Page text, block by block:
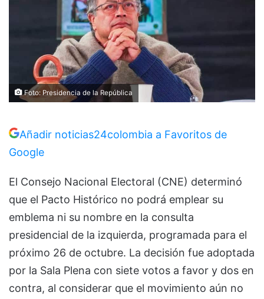
Foto: Presidencia de la República
Añadir noticias24colombia a Favoritos de
Google
El Consejo Nacional Electoral (CNE) determinó
que el Pacto Histórico no podrá emplear su
emblema ni su nombre en la consulta
presidencial de la izquierda, programada para el
próximo 26 de octubre. La decisión fue adoptada
por la Sala Plena con siete votos a favor y dos en
contra, al considerar que el movimiento aún no